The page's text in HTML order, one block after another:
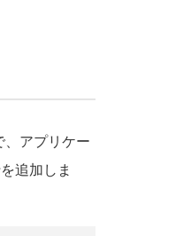
アプリケー
追加しま